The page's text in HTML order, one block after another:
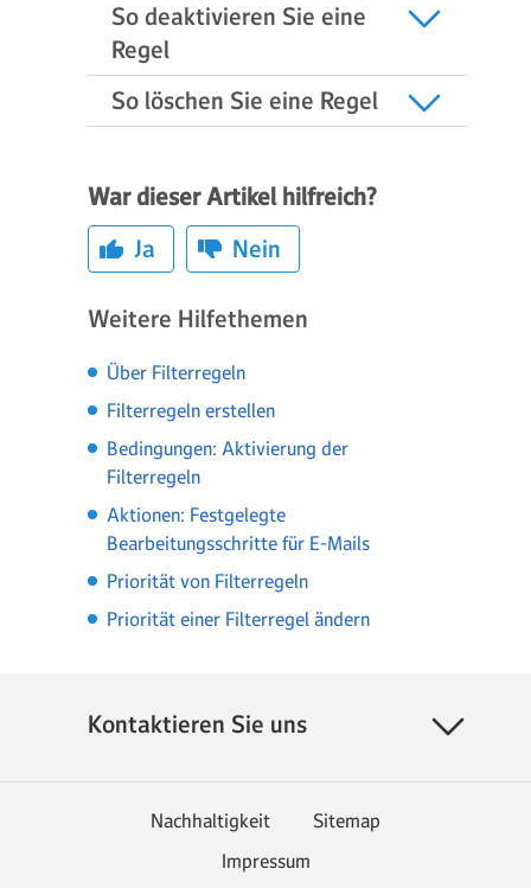
So deaktivieren Sie eine
Regel
So löschen Sie eine Regel
War dieser Artikel hilfreich?
Ja
Nein
Weitere Hilfethemen
Über Filterregeln
Filterregeln erstellen
Bedingungen: Aktivierung der
Filterregeln
Aktionen: Festgelegte
Bearbeitungsschritte für E-Mails
Priorität von Filterregeln
Priorität einer Filterregel ändern
Kontaktieren Sie uns
Nachhaltigkeit
Sitemap
Impressum